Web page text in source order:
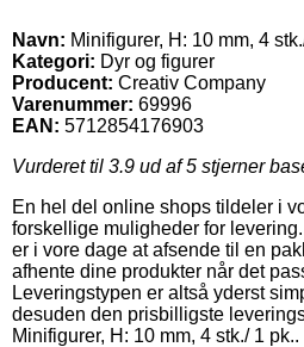
Navn: Minifigurer, H: 10 mm, 4
Kategori: Dyr og figurer
Producent: Creativ Company
Varenummer: 69996
EAN: 5712854176903
Vurderet til 3.9 ud af 5 stjerner
En hel del online shops tildeler i
forskellige muligheder for
er i vore dage at afsende til en
afhente dine produkter når det
Leveringstypen er altså yderst
desuden den prisbilligste
Minifigurer, H: 10 mm, 4 stk./ 1 pk..